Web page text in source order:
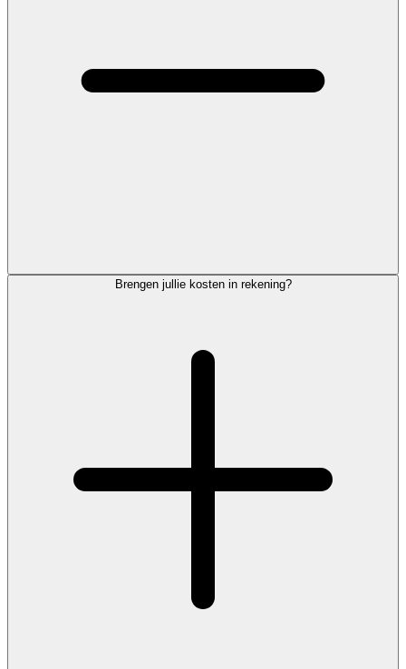
Brengen jullie kosten in rekening?